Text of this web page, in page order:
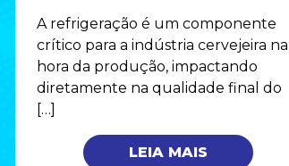
A refrigeração é um componente
crítico para a indústria cervejeira na
hora da produção, impactando
diretamente na qualidade final do
[…]
LEIA MAIS